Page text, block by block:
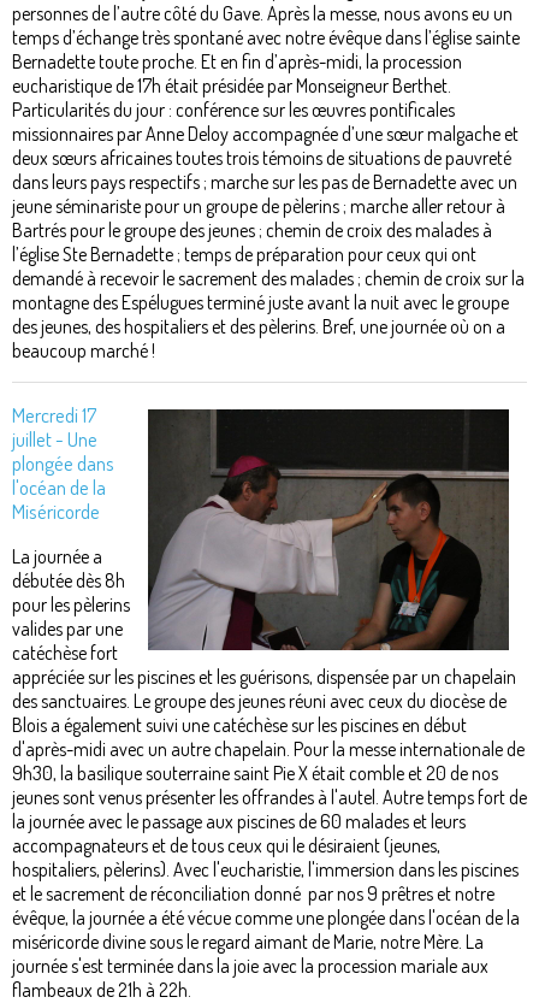
personnes de l’autre côté du Gave. Après la messe, nous avons eu un
temps d’échange très spontané avec notre évêque dans l’église sainte
Bernadette toute proche. Et en fin d’après-midi, la procession
eucharistique de 17h était présidée par Monseigneur Berthet.
Particularités du jour : conférence sur les œuvres pontificales
missionnaires par Anne Deloy accompagnée d’une sœur malgache et
deux sœurs africaines toutes trois témoins de situations de pauvreté
dans leurs pays respectifs ; marche sur les pas de Bernadette avec un
jeune séminariste pour un groupe de pèlerins ; marche aller retour à
Bartrés pour le groupe des jeunes ; chemin de croix des malades à
l’église Ste Bernadette ; temps de préparation pour ceux qui ont
demandé à recevoir le sacrement des malades ; chemin de croix sur la
montagne des Espélugues terminé juste avant la nuit avec le groupe
des jeunes, des hospitaliers et des pèlerins. Bref, une journée où on a
beaucoup marché !
Mercredi 17
juillet - Une
plongée dans
l'océan de la
Miséricorde
La journée a
débutée dès 8h
pour les pèlerins
valides par une
catéchèse fort
appréciée sur les piscines et les guérisons, dispensée par un chapelain
des sanctuaires. Le groupe des jeunes réuni avec ceux du diocèse de
Blois a également suivi une catéchèse sur les piscines en début
d'après-midi avec un autre chapelain. Pour la messe internationale de
9h30, la basilique souterraine saint Pie X était comble et 20 de nos
jeunes sont venus présenter les offrandes à l'autel. Autre temps fort de
la journée avec le passage aux piscines de 60 malades et leurs
accompagnateurs et de tous ceux qui le désiraient (jeunes,
hospitaliers, pèlerins). Avec l'eucharistie, l'immersion dans les piscines
et le sacrement de réconciliation donné par nos 9 prêtres et notre
évêque, la journée a été vécue comme une plongée dans l'océan de la
miséricorde divine sous le regard aimant de Marie, notre Mère. La
journée s'est terminée dans la joie avec la procession mariale aux
flambeaux de 21h à 22h.